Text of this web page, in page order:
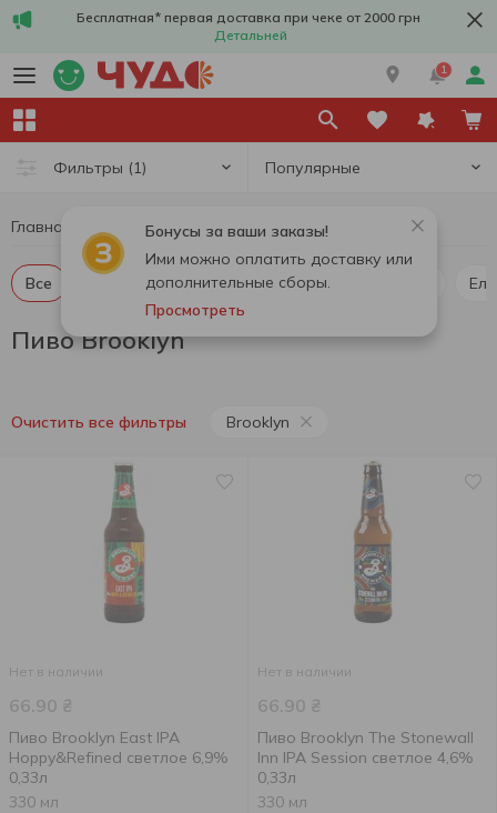
Бесплатная* первая доставка при чеке от 2000 грн
Детальней
1
Фильтры (1) Популярные
Бонусы за ваши заказы!
Ими можно оплатить доставку или
дополнительные сборы.
Просмотреть
Главная Алкоголь Пиво Пиво Brooklyn
Все Пиво светлое Пиво темное Ель
Пиво Brooklyn
Очистить все фильтры Brooklyn
Нет в наличии
66.90 ₴
Пиво Brooklyn East IPA
Hoppy&Refined светлое 6,9%
0,33л
330 мл
Нет в наличии
66.90 ₴
Пиво Brooklyn The Stonewall
Inn IPA Session светлое 4,6%
0,33л
330 мл